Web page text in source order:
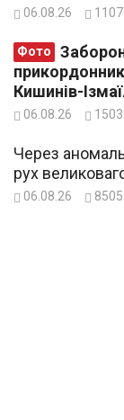
06.08.26
Фото
Кишинів-
06.08.26
Через
рух
06.08.26 8505